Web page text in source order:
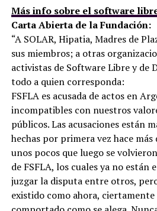
Más info sobre el software
Carta Abierta de la Fundación:
“A SOLAR, Hipatia, Madres de
sus miembros; a otras
activistas de Software Libre y de
todo a quien corresponda:
FSFLA es acusada de actos en
incompatibles con nuestros
públicos. Las acusaciones están
hechas por primera vez hace
unos pocos que luego se
de FSFLA, los cuales ya no están
juzgar la disputa entre otros,
existido como ahora,